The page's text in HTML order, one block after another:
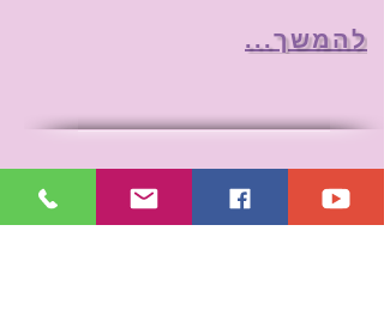
להמשך...
מסר השמחה - קבוצת
הנביאים